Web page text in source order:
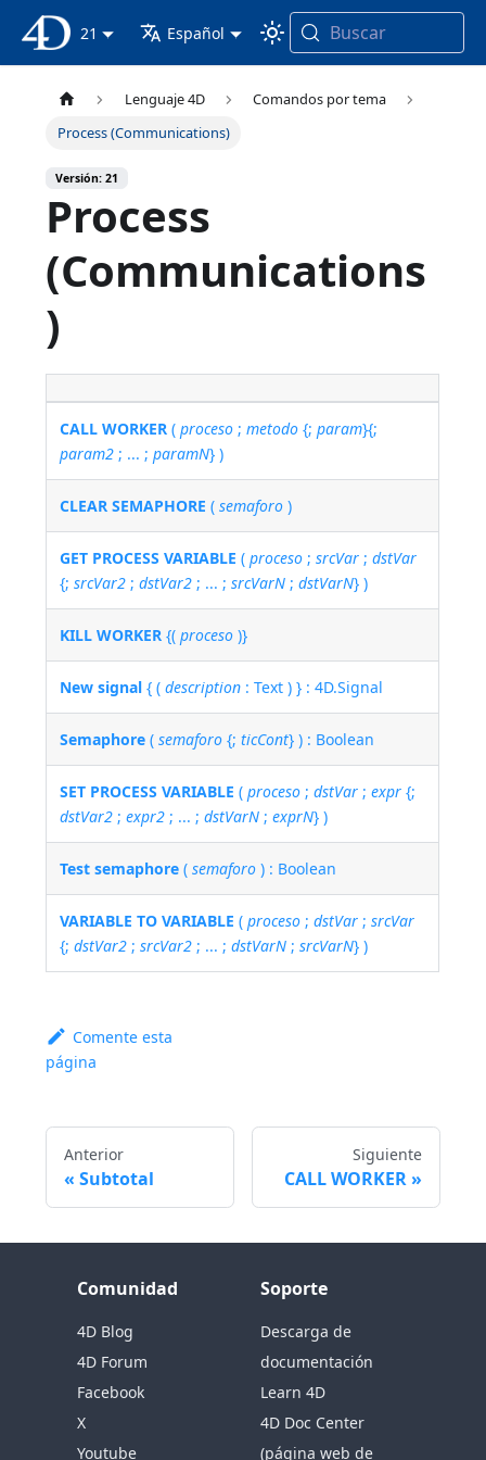
Documentación 4D
21 Español Buscar
Lenguaje 4D
Comandos por tema
Process (Communications)
Versión: 21
Process
(Communications
)
CALL WORKER (proceso ;metodo {;param}{;
param2 ; ... ;paramN} )
CLEAR SEMAPHORE (semaforo )
GET PROCESS VARIABLE (proceso ;srcVar ;dstVar
{;srcVar2 ;dstVar2 ; ... ;srcVarN ;dstVarN} )
KILL WORKER {(proceso )}
New signal { (description : Text ) } : 4D.Signal
Semaphore (semaforo {;ticCont} ) : Boolean
SET PROCESS VARIABLE (proceso ;dstVar ;expr {;
dstVar2 ;expr2 ; ... ;dstVarN ;exprN} )
Test semaphore (semaforo ) : Boolean
VARIABLE TO VARIABLE (proceso ;dstVar ;srcVar
{;dstVar2 ;srcVar2 ; ... ;dstVarN ;srcVarN} )
Comente esta
página
Anterior
Subtotal
Siguiente
CALL WORKER
Comunidad
4D Blog
4D Forum
Facebook
X
Youtube
Soporte
Descarga de
documentación
Learn 4D
4D Doc Center
(página web de